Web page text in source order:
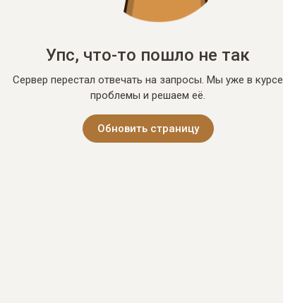
Упс, что-то пошло не так
Сервер перестал отвечать на запросы. Мы уже в курсе
проблемы и решаем её.
Обновить страницу